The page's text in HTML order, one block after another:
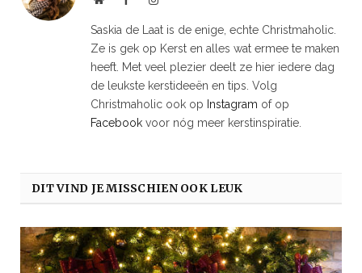
Saskia de Laat is de enige, echte Christmaholic.
Ze is gek op Kerst en alles wat ermee te maken
heeft. Met veel plezier deelt ze hier iedere dag
de leukste kerstideeën en tips. Volg
Christmaholic ook op Instagram of op
Facebook voor nóg meer kerstinspiratie.
DIT VIND JE MISSCHIEN OOK LEUK